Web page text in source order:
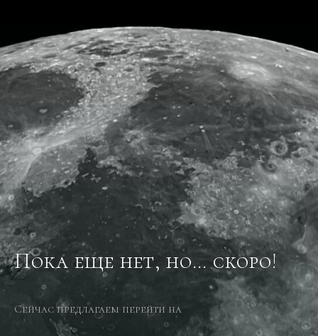
Пока еще нет, но… скоро!
Сейчас предлагаем перейти на